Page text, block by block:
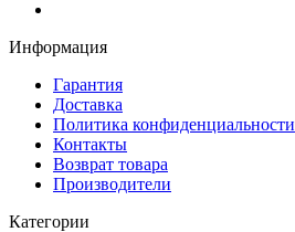
Информация
Гарантия
Доставка
Политика конфиденциальности
Контакты
Возврат товара
Производители
Категории